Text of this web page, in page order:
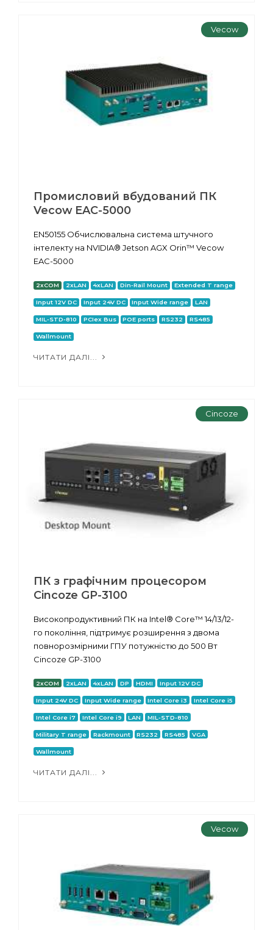
Vecow
Промисловий вбудований ПК
Vecow EAC-5000
EN50155 Обчислювальна система штучного
інтелекту на NVIDIA® Jetson AGX Orin™ Vecow
EAC-5000
2xCOM 2xLAN 4xLAN Din-Rail Mount Extended T range
Input 12V DC Input 24V DC Input Wide range LAN
MIL-STD-810 PCIex Bus POE ports RS232 RS485
Wallmount
ЧИТАТИ ДАЛІ...
Cincoze
ПК з графічним процесором
Cincoze GP-3100
Високопродуктивний ПК на Intel® Core™ 14/13/12-
го покоління, підтримує розширення з двома
повнорозмірними ГПУ потужністю до 500 Вт
Cincoze GP-3100
2xCOM 2xLAN 4xLAN DP HDMI Input 12V DC
Input 24V DC Input Wide range Intel Core i3 Intel Core i5
Intel Core i7 Intel Core i9 LAN MIL-STD-810
Military T range Rackmount RS232 RS485 VGA
Wallmount
ЧИТАТИ ДАЛІ...
Vecow